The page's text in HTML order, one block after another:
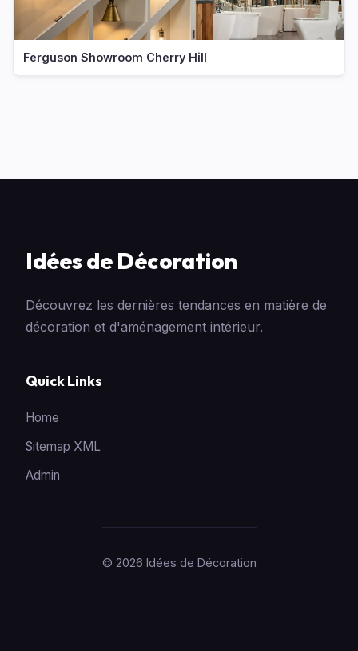
Ferguson Showroom Cherry Hill
Idées de Décoration
Découvrez les dernières tendances en matière de
décoration et d'aménagement intérieur.
Quick Links
Home
Sitemap XML
Admin
© 2026 Idées de Décoration